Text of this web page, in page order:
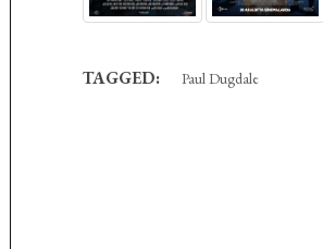
TAGGED: Paul Dugdale